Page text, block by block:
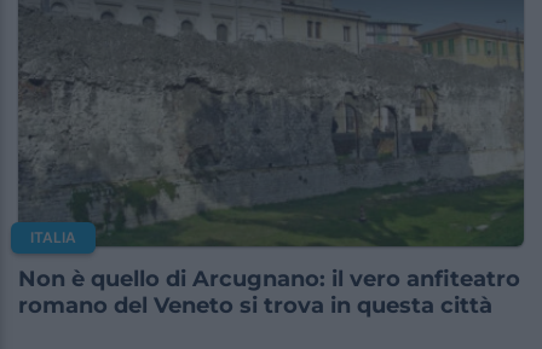
ITALIA
Non è quello di Arcugnano: il vero anfiteatro
romano del Veneto si trova in questa città